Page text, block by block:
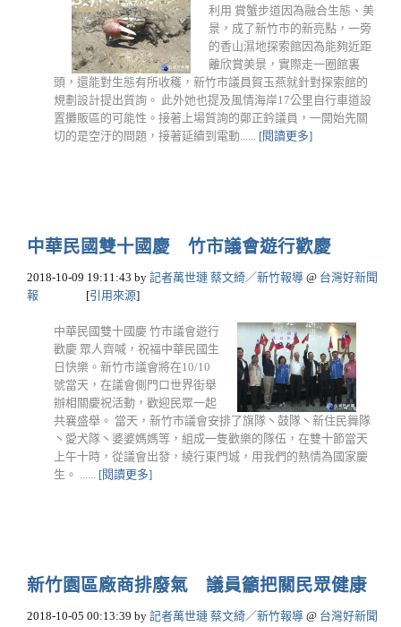
利用 賞蟹步道因為融合生態、美
景，成了新竹市的新亮點，一旁
的香山濕地探索館因為能夠近距
離欣賞美景，實際走一圈館裏
頭，還能對生態有所收穫，新竹市議員賀玉燕就針對探索館的
規劃設計提出質詢。 此外她也提及風情海岸17公里自行車道設
置攤販區的可能性。接著上場質詢的鄭正鈐議員，一開始先關
切的是空汙的問題，接著延續到電動...... [閱讀更多]
中華民國雙十國慶 竹市議會遊行歡慶
2018-10-09 19:11:43 by 記者萬世璉 蔡文綺／新竹報導 @ 台灣好新聞
報
[引用來源]
中華民國雙十國慶 竹市議會遊行
歡慶 眾人齊喊，祝福中華民國生
日快樂。新竹市議會將在10/10
號當天，在議會側門口世界街舉
辦相關慶祝活動，歡迎民眾一起
共襄盛舉。 當天，新竹市議會安排了旗隊丶鼓隊丶新住民舞隊
丶愛犬隊丶婆婆媽媽等，組成一隻歡樂的隊伍，在雙十節當天
上午十時，從議會出發，繞行東門城，用我們的熱情為國家慶
生。 ...... [閱讀更多]
新竹園區廠商排廢氣 議員籲把關民眾健康
2018-10-05 00:13:39 by 記者萬世璉 蔡文綺／新竹報導 @ 台灣好新聞